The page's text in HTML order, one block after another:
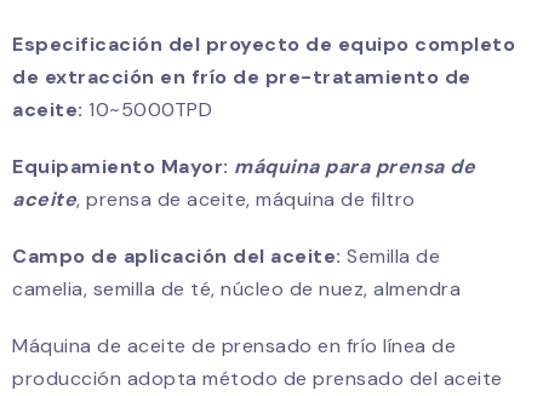
Especificación del proyecto de equipo completo
de extracción en frío de pre-tratamiento de
aceite: 10~5000TPD
Equipamiento Mayor: máquina para prensa de
aceite, prensa de aceite, máquina de filtro
Campo de aplicación del aceite: Semilla de
camelia, semilla de té, núcleo de nuez, almendra
Máquina de aceite de prensado en frío línea de
producción adopta método de prensado del aceite